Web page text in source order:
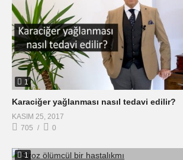
1
Karaciğer yağlanması nasıl tedavi edilir?
KASIM 25, 2017
705
0
1